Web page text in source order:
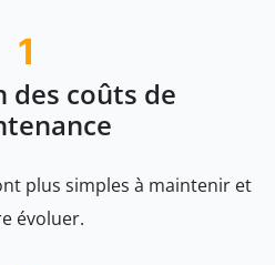
1
des coûts de
plus simples à maintenir et
évoluer.